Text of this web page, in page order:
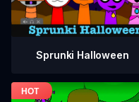
Sprunki Halloween